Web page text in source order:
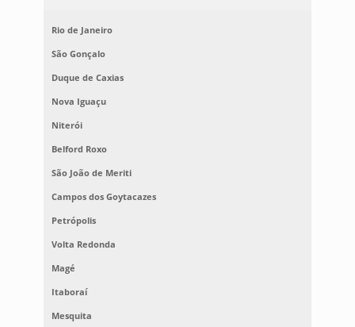
Rio de Janeiro
São Gonçalo
Duque de Caxias
Nova Iguaçu
Niterói
Belford Roxo
São João de Meriti
Campos dos Goytacazes
Petrópolis
Volta Redonda
Magé
Itaboraí
Mesquita